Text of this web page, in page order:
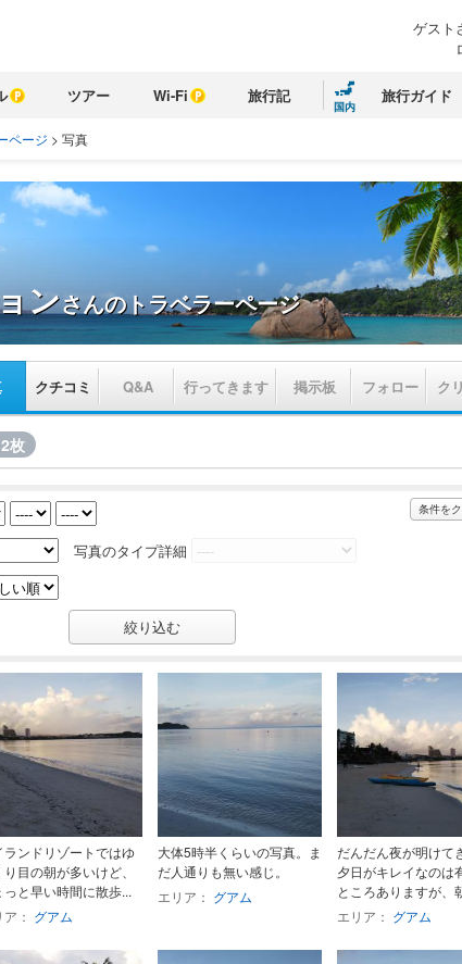
ゲスト
ツアー Wi-Fi 旅行記
国内
旅行ガイド
ページ > 写真
ンさんのトラベラーページ
クチコミ Q&A 行ってきます 掲示板 フォロー ク
枚
条件を
写真のタイプ詳細
ランドリゾートではゆ
り目の朝が多いけど、
っと早い時間に散歩...
： グアム
大体5時半くらいの写真。ま
だ人通りも無い感じ。
エリア： グアム
だんだん夜が明けて
夕日がキレイなのは
ところありますが、
エリア： グアム